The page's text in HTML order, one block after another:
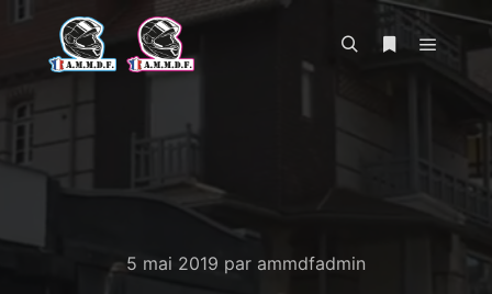
5 mai 2019 par ammdfadmin